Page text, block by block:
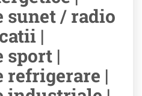
sunet / radio
|
sport |
refrigerare |